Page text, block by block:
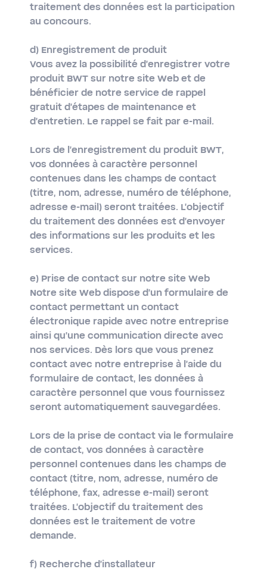
traitement des données est la participation
au concours.
d) Enregistrement de produit
Vous avez la possibilité d'enregistrer votre
produit BWT sur notre site Web et de
bénéficier de notre service de rappel
gratuit d'étapes de maintenance et
d'entretien. Le rappel se fait par e-mail.
Lors de l'enregistrement du produit BWT,
vos données à caractère personnel
contenues dans les champs de contact
(titre, nom, adresse, numéro de téléphone,
adresse e-mail) seront traitées. L'objectif
du traitement des données est d'envoyer
des informations sur les produits et les
services.
e) Prise de contact sur notre site Web
Notre site Web dispose d'un formulaire de
contact permettant un contact
électronique rapide avec notre entreprise
ainsi qu'une communication directe avec
nos services. Dès lors que vous prenez
contact avec notre entreprise à l'aide du
formulaire de contact, les données à
caractère personnel que vous fournissez
seront automatiquement sauvegardées.
Lors de la prise de contact via le formulaire
de contact, vos données à caractère
personnel contenues dans les champs de
contact (titre, nom, adresse, numéro de
téléphone, fax, adresse e-mail) seront
traitées. L'objectif du traitement des
données est le traitement de votre
demande.
f) Recherche d'installateur